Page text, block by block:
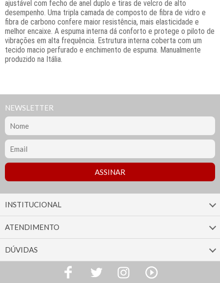
ajustável com fecho de anel duplo e tiras de velcro de alto
desempenho. Uma tripla camada de composto de fibra de vidro e
fibra de carbono confere maior resistência, mais elasticidade e
melhor encaixe. A espuma interna dá conforto e protege o piloto de
vibrações em alta frequência. Estrutura interna coberta com um
tecido macio perfurado e enchimento de espuma. Manualmente
produzido na Itália.
NEWSLETTER
INSTITUCIONAL
ATENDIMENTO
DÚVIDAS